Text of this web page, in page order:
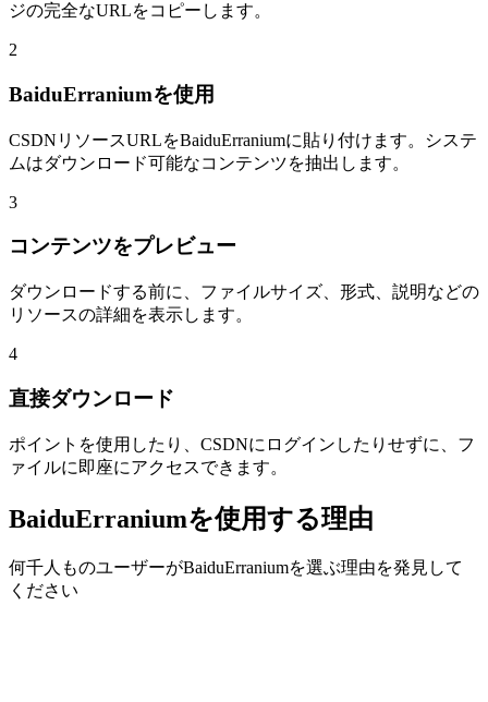
ジの完全なURLをコピーします。
2
BaiduErraniumを使用
CSDNリソースURLをBaiduErraniumに貼り付けます。システ
ムはダウンロード可能なコンテンツを抽出します。
3
コンテンツをプレビュー
ダウンロードする前に、ファイルサイズ、形式、説明などの
リソースの詳細を表示します。
4
直接ダウンロード
ポイントを使用したり、CSDNにログインしたりせずに、フ
ァイルに即座にアクセスできます。
BaiduErraniumを使用する理由
何千人ものユーザーがBaiduErraniumを選ぶ理由を発見して
ください